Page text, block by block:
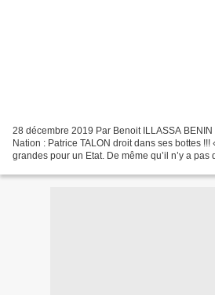
28 décembre 2019 Par Benoit ILLASSA BENIN
Nation : Patrice TALON droit dans ses bottes !!!
grandes pour un Etat. De même qu’il n’y a pas